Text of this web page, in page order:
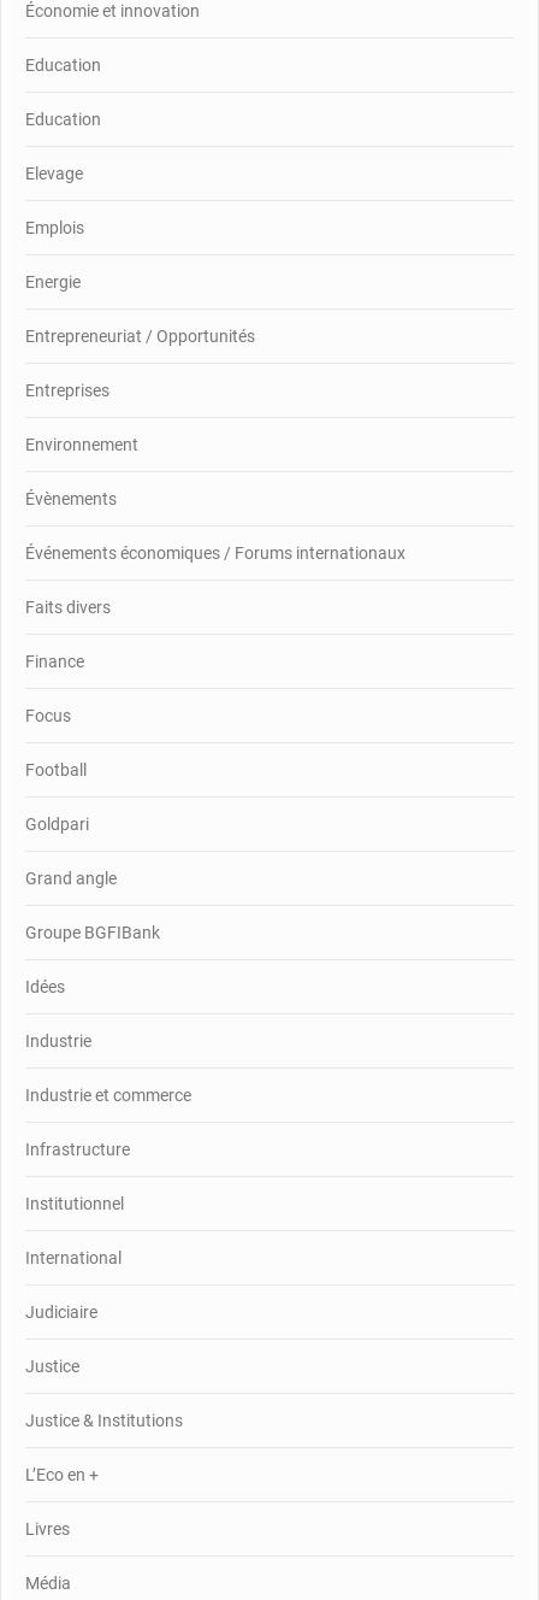
Économie et innovation
Education
Education
Elevage
Emplois
Energie
Entrepreneuriat / Opportunités
Entreprises
Environnement
Évènements
Événements économiques / Forums internationaux
Faits divers
Finance
Focus
Football
Goldpari
Grand angle
Groupe BGFIBank
Idées
Industrie
Industrie et commerce
Infrastructure
Institutionnel
International
Judiciaire
Justice
Justice & Institutions
L’Eco en +
Livres
Média